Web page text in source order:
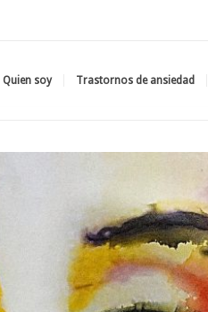
Quien soy Trastornos de ansiedad